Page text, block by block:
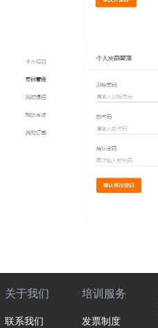
关于我们
联系我们
培训服务
发票制度